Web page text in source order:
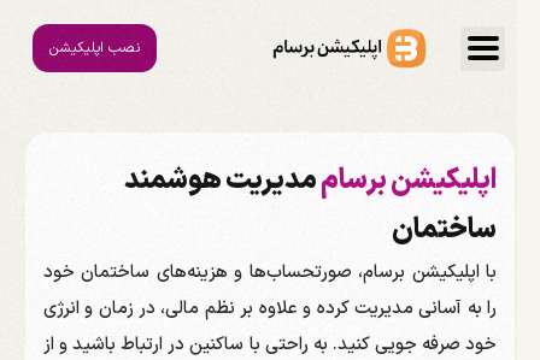
نصب اپلیکیشن
اپلیکیشن برساممدیریت هوشمند
ساختمان
با اپلیکیشن برسام، صورتحساب‌ها و هزینه‌های ساختمان خود
را به آسانی مدیریت کرده و علاوه بر نظم مالی، در زمان و انرژی
خود صرفه جویی کنید. به راحتی با ساکنین در ارتباط باشید و از